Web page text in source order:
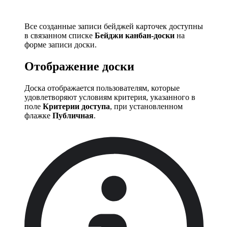
Все созданные записи бейджей карточек доступны
в связанном списке Бейджи канбан-доски на
форме записи доски.
Отображение доски
Доска отображается пользователям, которые
удовлетворяют условиям критерия, указанного в
поле Критерии доступа, при установленном
флажке Публичная.